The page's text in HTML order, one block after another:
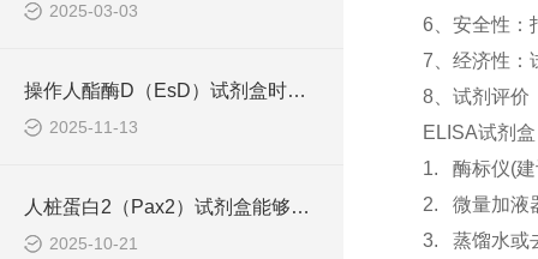
2025-03-03
操作人酯酶D（EsD）试剂盒时应该注意的几个要点
2025-11-13
人桩蛋白2（Pax2）试剂盒能够准确地识别并结合目标抗原
2025-10-21
6、安全性：
7、经济性：
8、试剂评价
ELISA试剂
1. 酶标仪(建
2. 微量加液
3. 蒸馏水或